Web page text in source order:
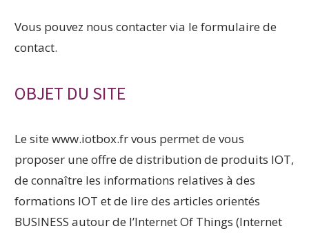
Vous pouvez nous contacter via le formulaire de
contact.
OBJET DU SITE
Le site www.iotbox.fr vous permet de vous
proposer une offre de distribution de produits IOT,
de connaître les informations relatives à des
formations IOT et de lire des articles orientés
BUSINESS autour de l’Internet Of Things (Internet